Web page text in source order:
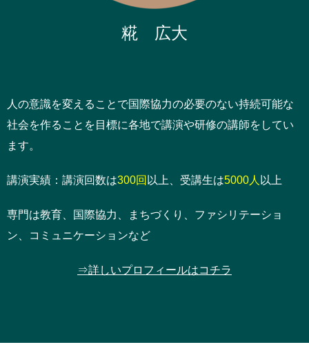
糀 広大
人の意識を変えることで国際協力の必要のない持続可能な
社会を作ることを目標に各地で講演や研修の講師をしてい
ます。
講演実績：講演回数は300回 以上、受講生は5000人 以上
専門は教育、国際協力、まちづくり、ファシリテーショ
ン、コミュニケーションなど
⇒詳しいプロフィールはコチラ